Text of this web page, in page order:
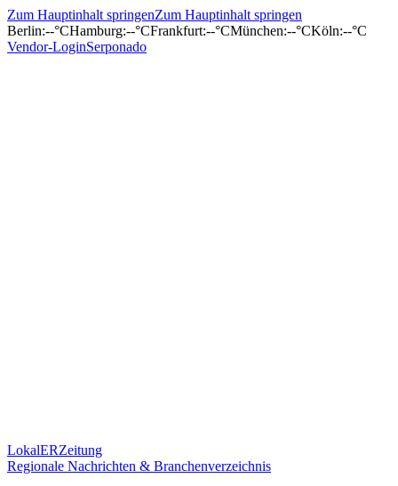
Zum Hauptinhalt springenZum Hauptinhalt springen
Berlin:--°CHamburg:--°CFrankfurt:--°CMünchen:--°CKöln:--°C
Vendor-LoginSerponado
LokalERZeitung
Regionale Nachrichten & Branchenverzeichnis